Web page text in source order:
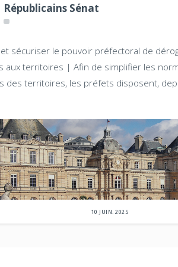
Républicains Sénat
sécuriser le pouvoir préfectoral de
aux territoires | Afin de simplifier les
des territoires, les préfets disposent,
10 JUIN. 2025